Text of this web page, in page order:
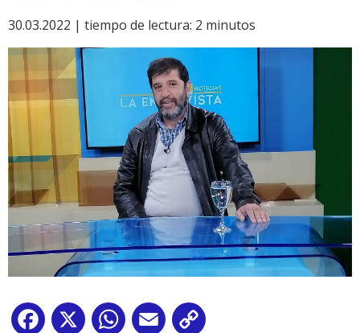
30.03.2022 | tiempo de lectura: 2 minutos
Facebook
X WhatsApp
Email